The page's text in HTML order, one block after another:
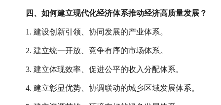
四、如何建立现代化经济体系推动经济高质量发展？
1. 建设创新引领、协同发展的产业体系。
2. 建立统一开放、竞争有序的市场体系。
3. 建立体现效率、促进公平的收入分配体系。
4. 建立彰显优势、协调联动的城乡区域发展体系。